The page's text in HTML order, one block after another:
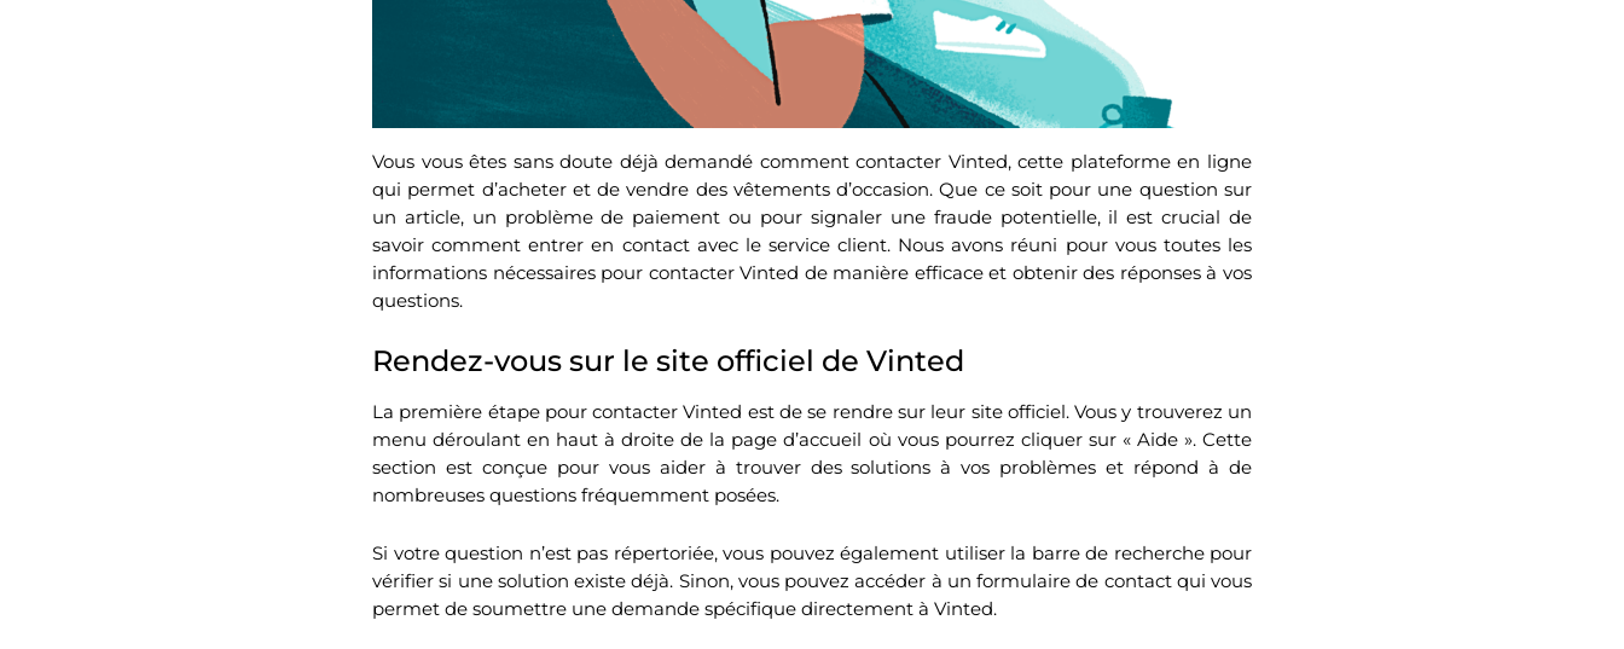
Vous vous êtes sans doute déjà demandé comment contacter Vinted, cette plateforme en ligne
qui permet d’acheter et de vendre des vêtements d’occasion. Que ce soit pour une question sur
un article, un problème de paiement ou pour signaler une fraude potentielle, il est crucial de
savoir comment entrer en contact avec le service client. Nous avons réuni pour vous toutes les
informations nécessaires pour contacter Vinted de manière efficace et obtenir des réponses à vos
questions.
Rendez-vous sur le site officiel de Vinted
La première étape pour contacter Vinted est de se rendre sur leur site officiel. Vous y trouverez un
menu déroulant en haut à droite de la page d’accueil où vous pourrez cliquer sur « Aide ». Cette
section est conçue pour vous aider à trouver des solutions à vos problèmes et répond à de
nombreuses questions fréquemment posées.
Si votre question n’est pas répertoriée, vous pouvez également utiliser la barre de recherche pour
vérifier si une solution existe déjà. Sinon, vous pouvez accéder à un formulaire de contact qui vous
permet de soumettre une demande spécifique directement à Vinted.